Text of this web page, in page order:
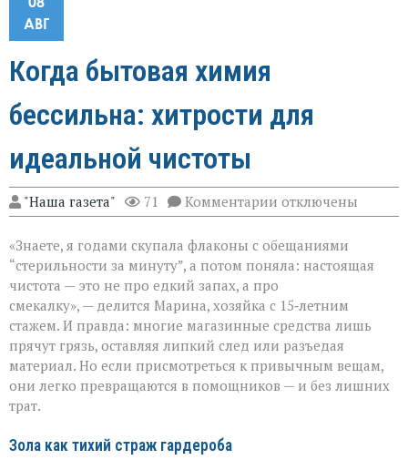
АВГ
Когда бытовая химия
бессильна: хитрости для
идеальной чистоты
"Наша газета" 71 Комментарии к
записи
бытовая
химия
хитрости
для
идеальной
чистоты
отключены
«Знаете, я годами скупала флаконы с обещаниями
“стерильности за минуту”, а потом поняла: настоящая
чистота — это не про едкий запах, а про
смекалку», — делится Марина, хозяйка с 15‑летним
стажем. И правда: многие магазинные средства лишь
прячут грязь, оставляя липкий след или разъедая
материал. Но если присмотреться к привычным вещам,
они легко превращаются в помощников — и без лишних
трат.
Зола как тихий страж гардероба